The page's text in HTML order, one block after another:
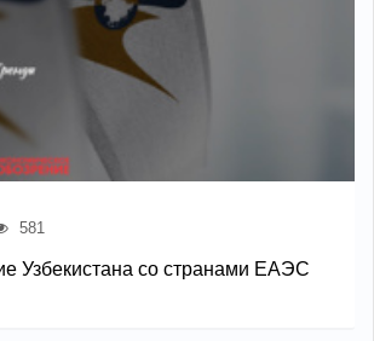
581
Узбекистана со странами ЕАЭС